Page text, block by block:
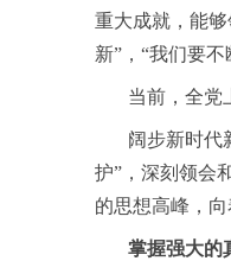
重大成就，能
新”，“我们要
当前，全党上
阔步新时代新
护”，深刻领会
的思想高峰，
掌握强大的